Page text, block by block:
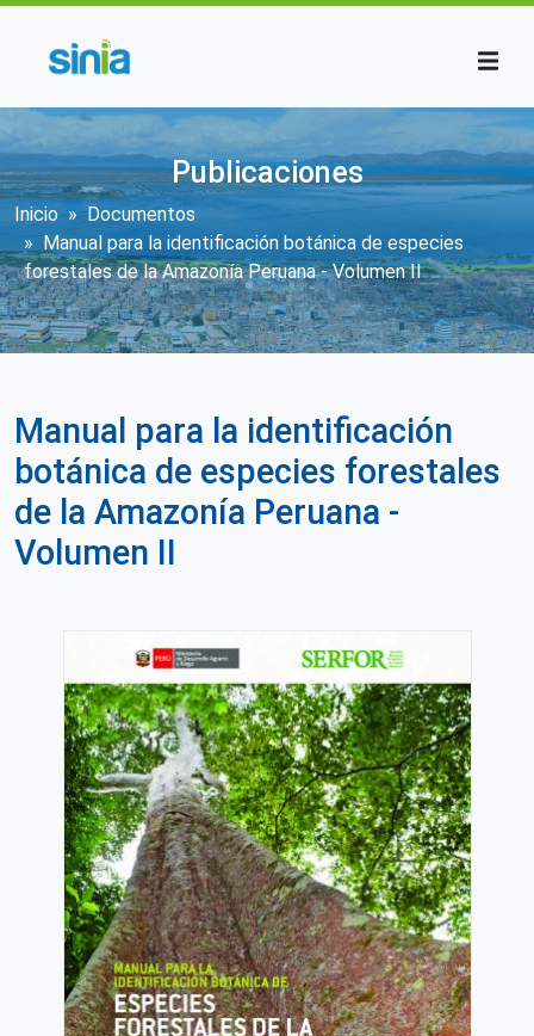
Publicaciones
Sobrescribir enlaces de ayuda a la
Inicio
Documentos
Manual para la identificación botánica de especies
forestales de la Amazonía Peruana - Volumen II
Manual para la identificación
botánica de especies forestales
de la Amazonía Peruana -
Volumen II